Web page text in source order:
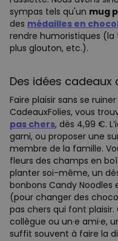
sympas tels qu'un mug
des médailles en
rendre humoristiques
plus glouton, etc.).
Des idées cadeaux
Faire plaisir sans se
CadeauxFolies, vous
pas chers, dès 4,99 €.
garni, ou proposer une
membre de la famille.
fleurs des champs en
planter soi-même, un
bonbons Candy Noodles
(pour changer des
pas chers qui font
collègue ou un·e ami·e,
suffit souvent à faire la